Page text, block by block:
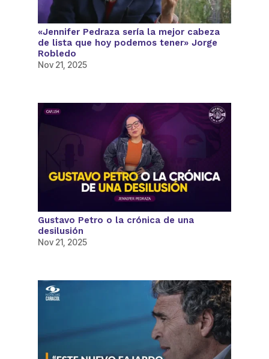
«Jennifer Pedraza sería la mejor cabeza
de lista que hoy podemos tener» Jorge
Robledo
Nov 21, 2025
Gustavo Petro o la crónica de una
desilusión
Nov 21, 2025